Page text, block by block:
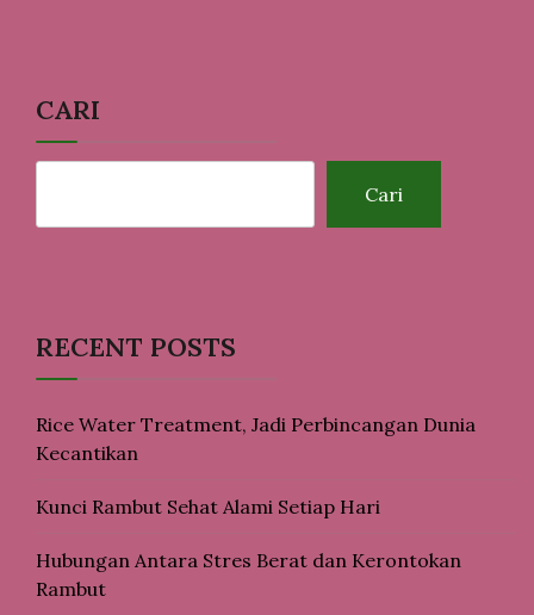
CARI
Cari
RECENT POSTS
Rice Water Treatment, Jadi Perbincangan Dunia
Kecantikan
Kunci Rambut Sehat Alami Setiap Hari
Hubungan Antara Stres Berat dan Kerontokan
Rambut